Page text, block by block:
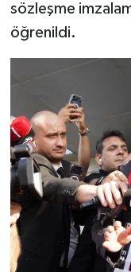
sözleşme
öğrenildi.